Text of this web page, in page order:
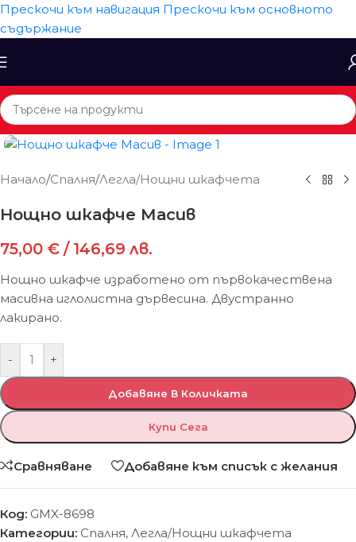
Прескочи към навигация Прескочи към основното
съдържание
Начало/Спалня/Легла/Нощни шкафчета
Нощно шкафче Масив
75,00 € / 146,69 лв.
Нощно шкафче изработено от първокачествена
масивна иглолистна дървесина. Двустранно
лакирано.
- +
Добавяне В Количката
Купи Сега
Сравняване Добавяне към списък с желания
Код: GMX-8698
Категории: Спалня, Легла/Нощни шкафчета